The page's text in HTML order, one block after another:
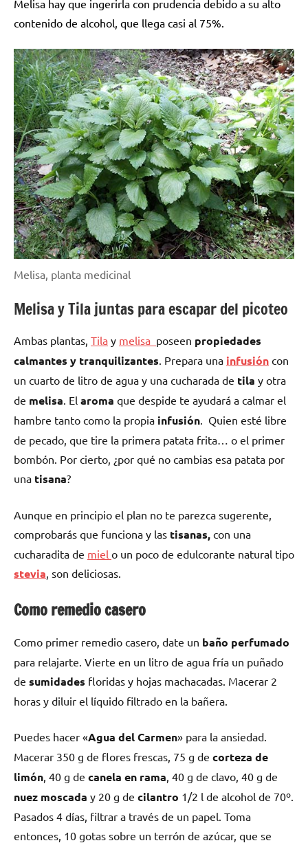
Melisa hay que ingerirla con prudencia debido a su alto
contenido de alcohol, que llega casi al 75%.
Melisa, planta medicinal
Melisa y Tila juntas para escapar del picoteo
Ambas plantas, Tila y melisa poseen propiedades
calmantes y tranquilizantes. Prepara una infusión con
un cuarto de litro de agua y una cucharada de tila y otra
de melisa. El aroma que despide te ayudará a calmar el
hambre tanto como la propia infusión. Quien esté libre
de pecado, que tire la primera patata frita… o el primer
bombón. Por cierto, ¿por qué no cambias esa patata por
una tisana?
Aunque en principio el plan no te parezca sugerente,
comprobarás que funciona y las tisanas, con una
cucharadita de miel o un poco de edulcorante natural tipo
stevia, son deliciosas.
Como remedio casero
Como primer remedio casero, date un baño perfumado
para relajarte. Vierte en un litro de agua fría un puñado
de sumidades floridas y hojas machacadas. Macerar 2
horas y diluir el líquido filtrado en la bañera.
Puedes hacer «Agua del Carmen» para la ansiedad.
Macerar 350 g de flores frescas, 75 g de corteza de
limón , 40 g de canela en rama , 40 g de clavo, 40 g de
nuez moscada y 20 g de cilantro 1/2 l de alcohol de 70º.
Pasados 4 días, filtrar a través de un papel. Toma
entonces, 10 gotas sobre un terrón de azúcar, que se